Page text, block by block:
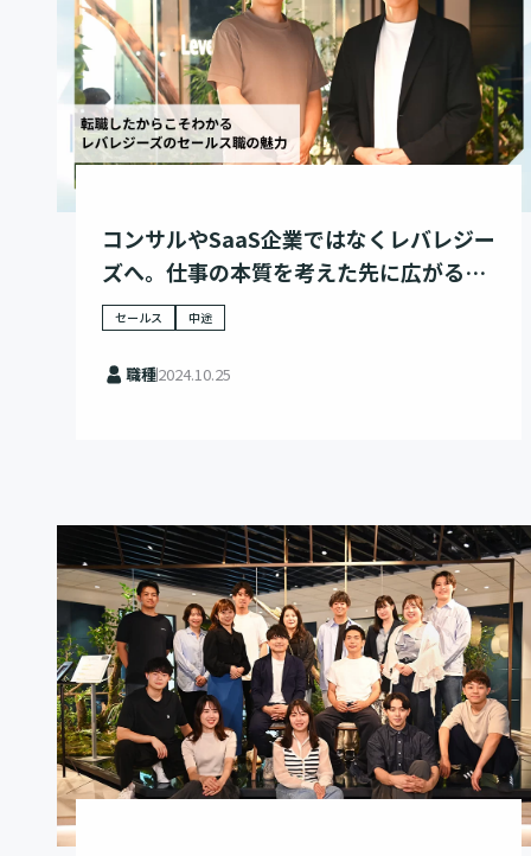
コンサルやSaaS企業ではなくレバレジー
ズへ。仕事の本質を考えた先に広がる新
たな可能性
セールス 中途
職種2024.10.25